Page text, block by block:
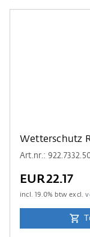
Wetterschutz
Art.nr.:
EUR22.17
incl.19.0% btw excl.